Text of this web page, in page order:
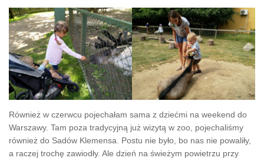
Również w czerwcu pojechałam sama z dziećmi na weekend do
Warszawy. Tam poza tradycyjną już wizytą w zoo, pojechaliśmy
również do Sadów Klemensa. Postu nie było, bo nas nie powaliły,
a raczej trochę zawiodły. Ale dzień na świeżym powietrzu przy